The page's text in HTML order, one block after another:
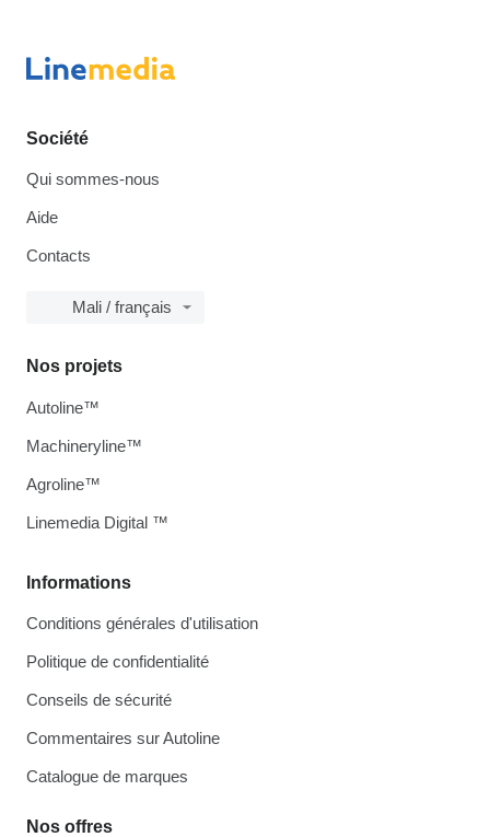
Société
Qui sommes-nous
Aide
Contacts
Mali / français
Informations
Conditions générales d'utilisation
Politique de confidentialité
Conseils de sécurité
Commentaires sur Autoline
Catalogue de marques
Nos offres
Nos projets
Autoline™
Machineryline™
Agroline™
Linemedia Digital ™